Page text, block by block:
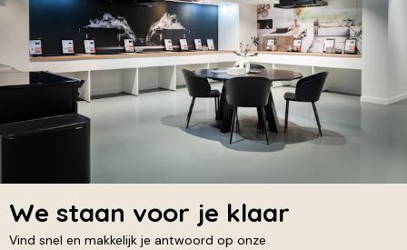
We staan voor je klaar
Vind snel en makkelijk je antwoord op onze